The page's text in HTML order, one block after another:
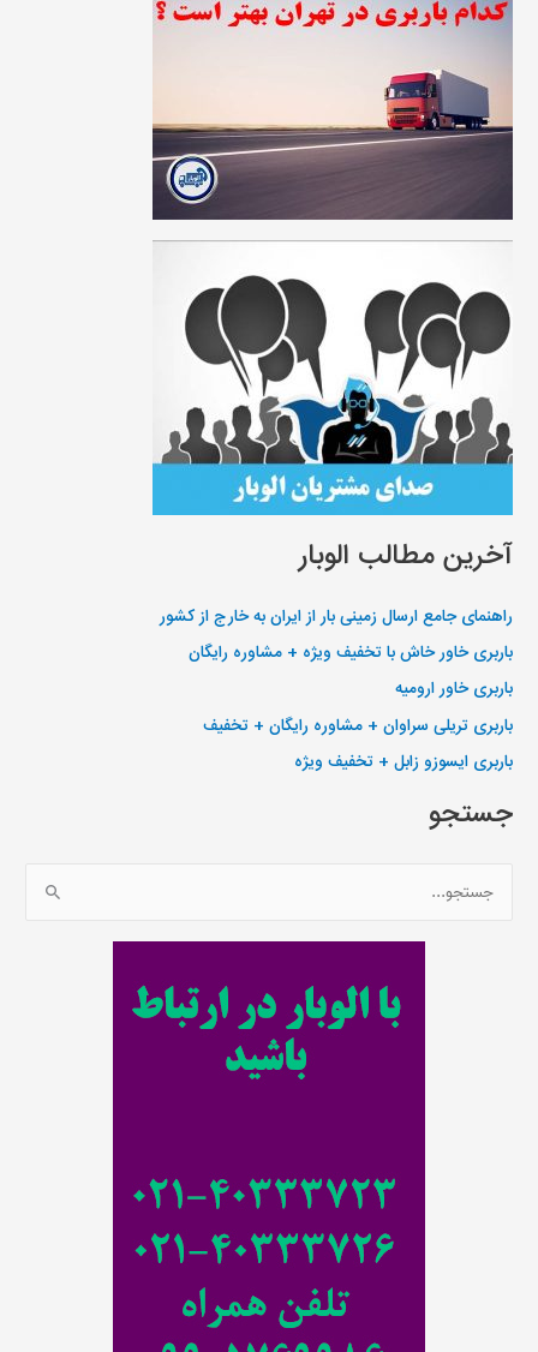
آخرین مطالب الوبار
راهنمای جامع ارسال زمینی بار از ایران به خارج از کشور
باربری خاور خاش با تخفیف ویژه + مشاوره رایگان
باربری خاور ارومیه
باربری تریلی سراوان + مشاوره رایگان + تخفیف
باربری ایسوزو زابل + تخفیف ویژه
جستجو